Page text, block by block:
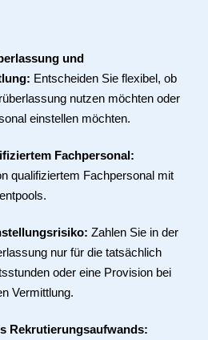
und
Entscheiden Sie flexibel, ob
nutzen möchten oder
einstellen möchten.
Fachpersonal:
qualifiziertem Fachpersonal mit
Zahlen Sie in der
nur für die tatsächlich
oder eine Provision bei
Vermittlung.
Rekrutierungsaufwands: